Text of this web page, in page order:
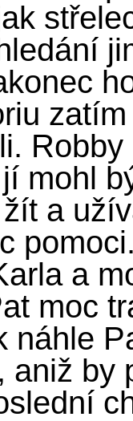
mohl
a
a
moc
náhle
aniž by